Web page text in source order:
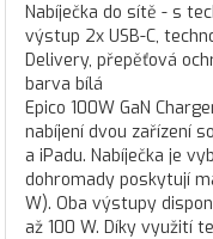
Nabíječka do sítě - s
výstup 2x USB-C,
Delivery, přepěťová
barva bílá
Epico 100W GaN
nabíjení dvou zařízení
a iPadu. Nabíječka je
dohromady poskytují
W). Oba výstupy
až 100 W. Díky využití